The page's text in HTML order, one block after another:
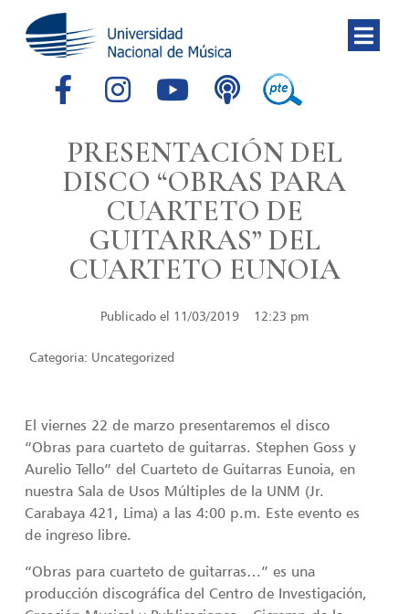
PRESENTACIÓN DEL
DISCO “OBRAS PARA
CUARTETO DE
GUITARRAS” DEL
CUARTETO EUNOIA
Publicado el 11/03/2019 12:23 pm
Categoria: Uncategorized
El viernes 22 de marzo presentaremos el disco
“Obras para cuarteto de guitarras. Stephen Goss y
Aurelio Tello” del Cuarteto de Guitarras Eunoia, en
nuestra Sala de Usos Múltiples de la UNM (Jr.
Carabaya 421, Lima) a las 4:00 p.m. Este evento es
de ingreso libre.
“Obras para cuarteto de guitarras…” es una
producción discográfica del Centro de Investigación,